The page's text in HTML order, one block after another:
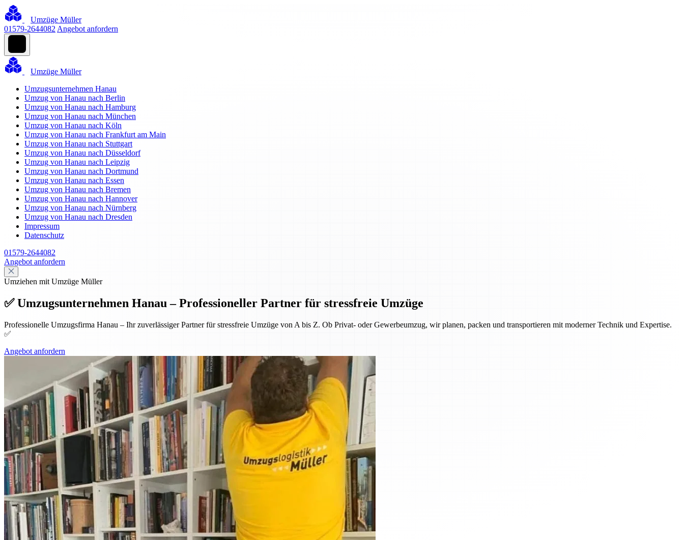
Umzüge Müller
01579-2644082 Angebot anfordern
Umzüge Müller
Umzugsunternehmen Hanau
Umzug von Hanau nach Berlin
Umzug von Hanau nach Hamburg
Umzug von Hanau nach München
Umzug von Hanau nach Köln
Umzug von Hanau nach Frankfurt am Main
Umzug von Hanau nach Stuttgart
Umzug von Hanau nach Düsseldorf
Umzug von Hanau nach Leipzig
Umzug von Hanau nach Dortmund
Umzug von Hanau nach Essen
Umzug von Hanau nach Bremen
Umzug von Hanau nach Hannover
Umzug von Hanau nach Nürnberg
Umzug von Hanau nach Dresden
Impressum
Datenschutz
01579-2644082
Angebot anfordern
Umziehen mit Umzüge Müller
✅ Umzugsunternehmen Hanau – Professioneller Partner für stressfreie Umzüge
Professionelle Umzugsfirma Hanau – Ihr zuverlässiger Partner für stressfreie Umzüge von A bis Z. Ob Privat- oder Gewerbeumzug, wir planen, packen und transportieren mit moderner Technik und Expertise.
✅
Angebot anfordern